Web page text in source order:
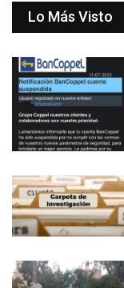
Lo Más Visto